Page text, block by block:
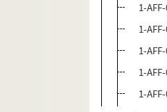
1-
1-
1-
1-
1-